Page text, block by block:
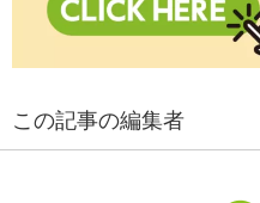
この記事の編集者